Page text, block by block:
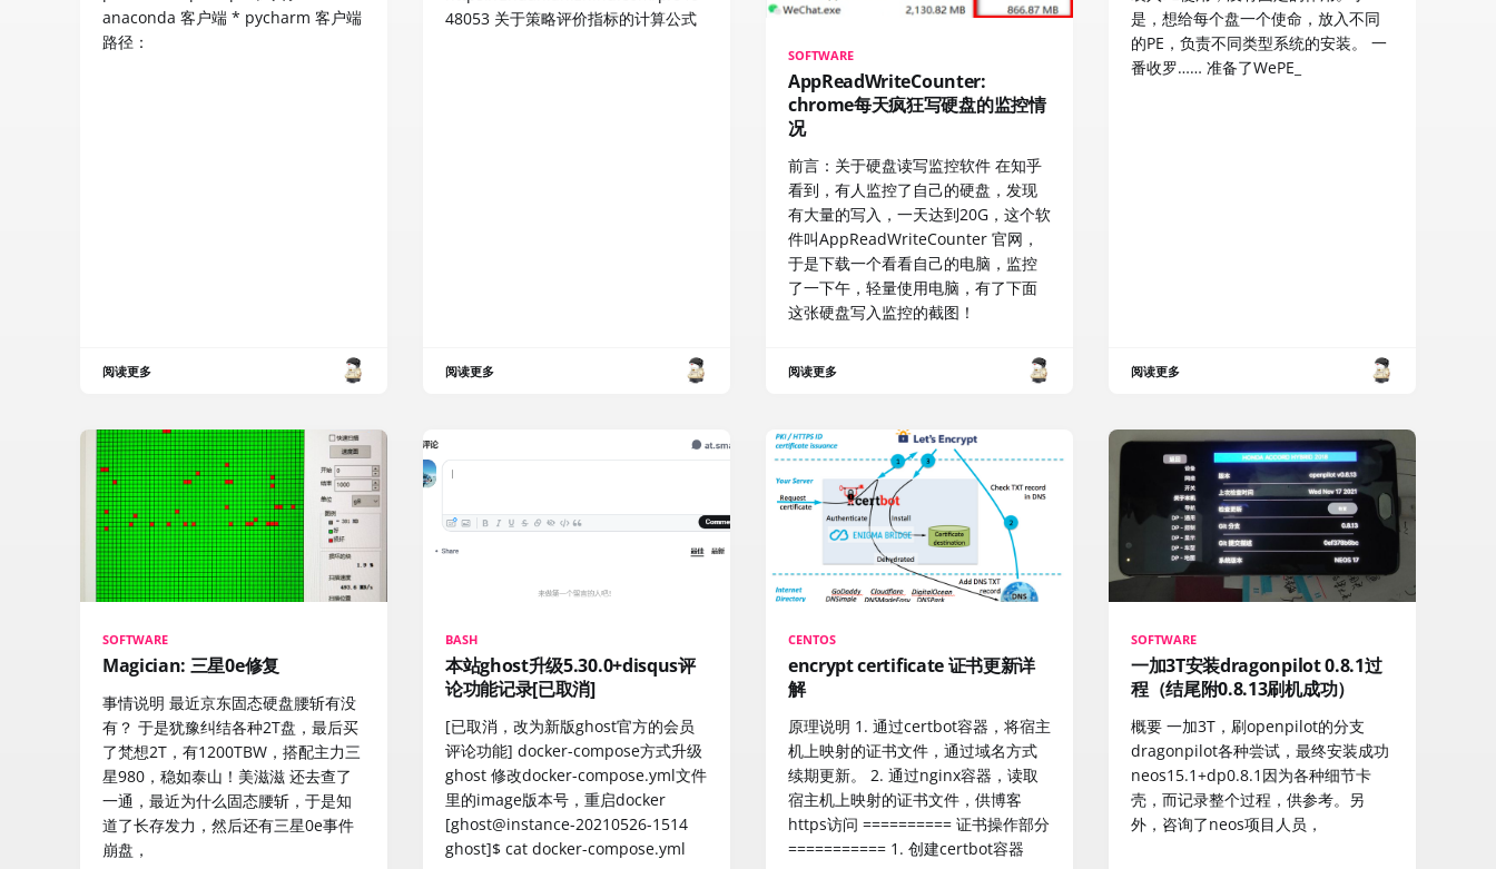
anaconda 客户端 * pycharm 客户端
路径：
阅读更多
48053 关于策略评价指标的计算公式
阅读更多
SOFTWARE
AppReadWriteCounter:
chrome每天疯狂写硬盘的监控情
况
前言：关于硬盘读写监控软件 在知乎
看到，有人监控了自己的硬盘，发现
有大量的写入，一天达到20G，这个软
件叫AppReadWriteCounter 官网，
于是下载一个看看自己的电脑，监控
了一下午，轻量使用电脑，有了下面
这张硬盘写入监控的截图！
阅读更多
是，想给每个盘一个使命，放入不同
的PE，负责不同类型系统的安装。 一
番收罗…… 准备了WePE_
阅读更多
SOFTWARE
Magician: 三星0e修复
事情说明 最近京东固态硬盘腰斩有没
有？ 于是犹豫纠结各种2T盘，最后买
了梵想2T，有1200TBW，搭配主力三
星980，稳如泰山！美滋滋 还去查了
一通，最近为什么固态腰斩，于是知
道了长存发力，然后还有三星0e事件
崩盘，
BASH
本站ghost升级5.30.0+disqus评
论功能记录[已取消]
[已取消，改为新版ghost官方的会员
评论功能] docker-compose方式升级
ghost 修改docker-compose.yml文件
里的image版本号，重启docker
[ghost@instance-20210526-1514
ghost]$ cat docker-compose.yml
CENTOS
encrypt certificate 证书更新详
解
原理说明 1. 通过certbot容器，将宿主
机上映射的证书文件，通过域名方式
续期更新。 2. 通过nginx容器，读取
宿主机上映射的证书文件，供博客
https访问 ========== 证书操作部分
=========== 1. 创建certbot容器
SOFTWARE
一加3T安装dragonpilot 0.8.1过
程（结尾附0.8.13刷机成功）
概要 一加3T，刷openpilot的分支
dragonpilot各种尝试，最终安装成功
neos15.1+dp0.8.1因为各种细节卡
壳，而记录整个过程，供参考。另
外，咨询了neos项目人员，